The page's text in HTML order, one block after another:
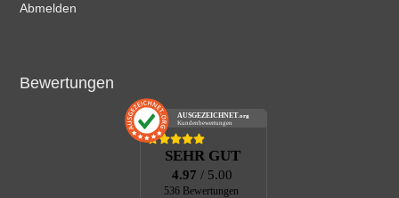
Abmelden
Bewertungen
AUSGEZEICHNET.org
Kundenbewertungen
SEHR GUT
4.97/ 5.00
536 Bewertungen